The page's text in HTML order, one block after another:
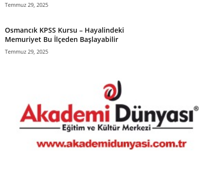
Temmuz 29, 2025
Osmancık KPSS Kursu – Hayalindeki
Memuriyet Bu İlçeden Başlayabilir
Temmuz 29, 2025